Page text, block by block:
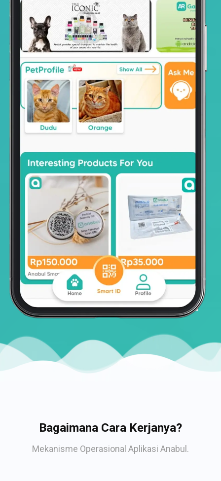
Bagaimana Cara Kerjanya?
Mekanisme Operasional Aplikasi Anabul.